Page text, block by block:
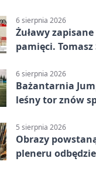
6 sierpnia 2026
Żuławy
pamięci. Tomasz
6 sierpnia 2026
Bażantarnia
leśny tor znów
5 sierpnia 2026
Obrazy
pleneru